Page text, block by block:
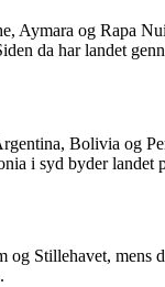
og Rapa
da har landet
Bolivia og
i syd byder landet
Stillehavet,